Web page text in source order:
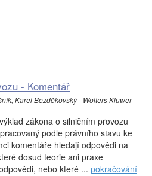
- Komentář
Karel Bezděkovský - Wolters Kluwer
zákona o silničním provozu
podle právního stavu ke
komentáře hledají odpovědi na
dosud teorie ani praxe
nebo které ... pokračování